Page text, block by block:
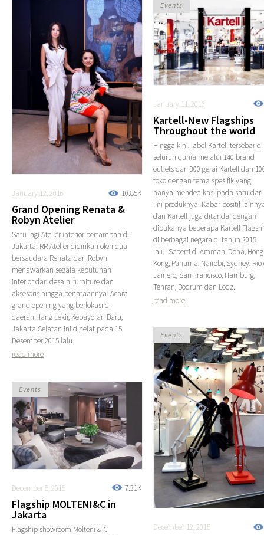
10.85K
January 12, 2016
Grand Opening Renata &
Robyn Atelier
Satu lagi Atelier interior bertambah di
Jakarta. RR Atelier didirikan oleh dua
bersaudara Renata dan Robyn
menawarkan segala kebutuhan
interior dari desain, furniture dan
aksesoris hingga penataannya. Acara
grand opening yang berlokasi di
daerah Hang Lekir, Kebayoran Baru,
Jakarta Selatan ini dihelat pada 15
Desember 2015 lalu.
read more
January 11, 2016
Kartell-New Flagships
Throughout the world
Hingga kini, label Kartell tersebar di
seluruh dunia melalui 140 brand
outlets dan 300 gerai Kartell dan
toko dengan tema spesifik yang
hanya mendedikasi pada satu dari
lini produknya. Kabar positif
dari Kartell juga ditandai dengan
dibukanya beberapa Kartell
di berbagai negara di tahun 2015
lalu. Seperti di Amman, Doha, Hong
Kong, Panama, Nairobi, Sydney, Rio
Jainero, San Francisco, Hamburg,
Tehran, Bodrum dan Lodz.
read more
Events
December 12, 2015
Events
7.31K
December 5, 2015
Flagship MOLTENI&C in
Jakarta
Flagship showroom Molteni & C
Events